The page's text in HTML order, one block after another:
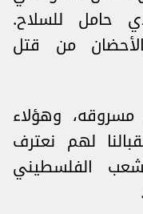
حامل للسلاح.
من قتل
وهؤلاء
لهم نعترف
الفلسطيني